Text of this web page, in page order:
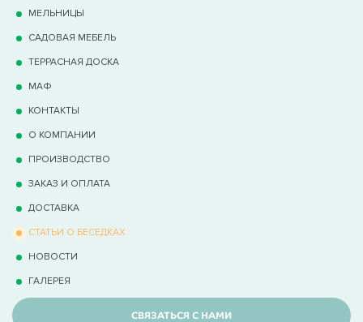
МЕЛЬНИЦЫ
САДОВАЯ МЕБЕЛЬ
ТЕРРАCНАЯ ДОСКА
МАФ
КОНТАКТЫ
О КОМПАНИИ
ПРОИЗВОДСТВО
ЗАКАЗ И ОПЛАТА
ДОСТАВКА
СТАТЬИ О БЕСЕДКАХ
НОВОСТИ
ГАЛЕРЕЯ
СВЯЗАТЬСЯ С НАМИ